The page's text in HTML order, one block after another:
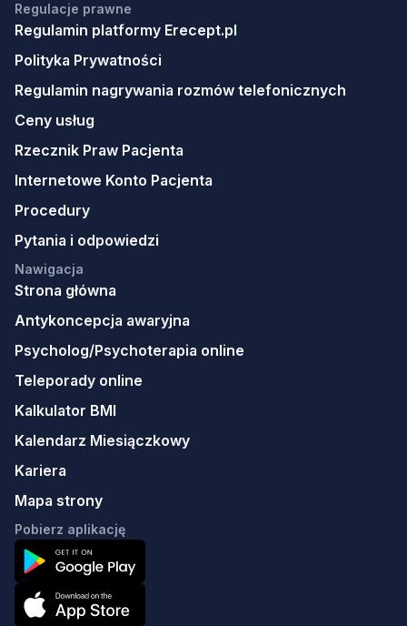
Regulacje prawne
Regulamin platformy Erecept.pl
Polityka Prywatności
Regulamin nagrywania rozmów telefonicznych
Ceny usług
Rzecznik Praw Pacjenta
Internetowe Konto Pacjenta
Procedury
Pytania i odpowiedzi
Nawigacja
Strona główna
Antykoncepcja awaryjna
Psycholog/Psychoterapia online
Teleporady online
Kalkulator BMI
Kalendarz Miesiączkowy
Kariera
Mapa strony
Pobierz aplikację